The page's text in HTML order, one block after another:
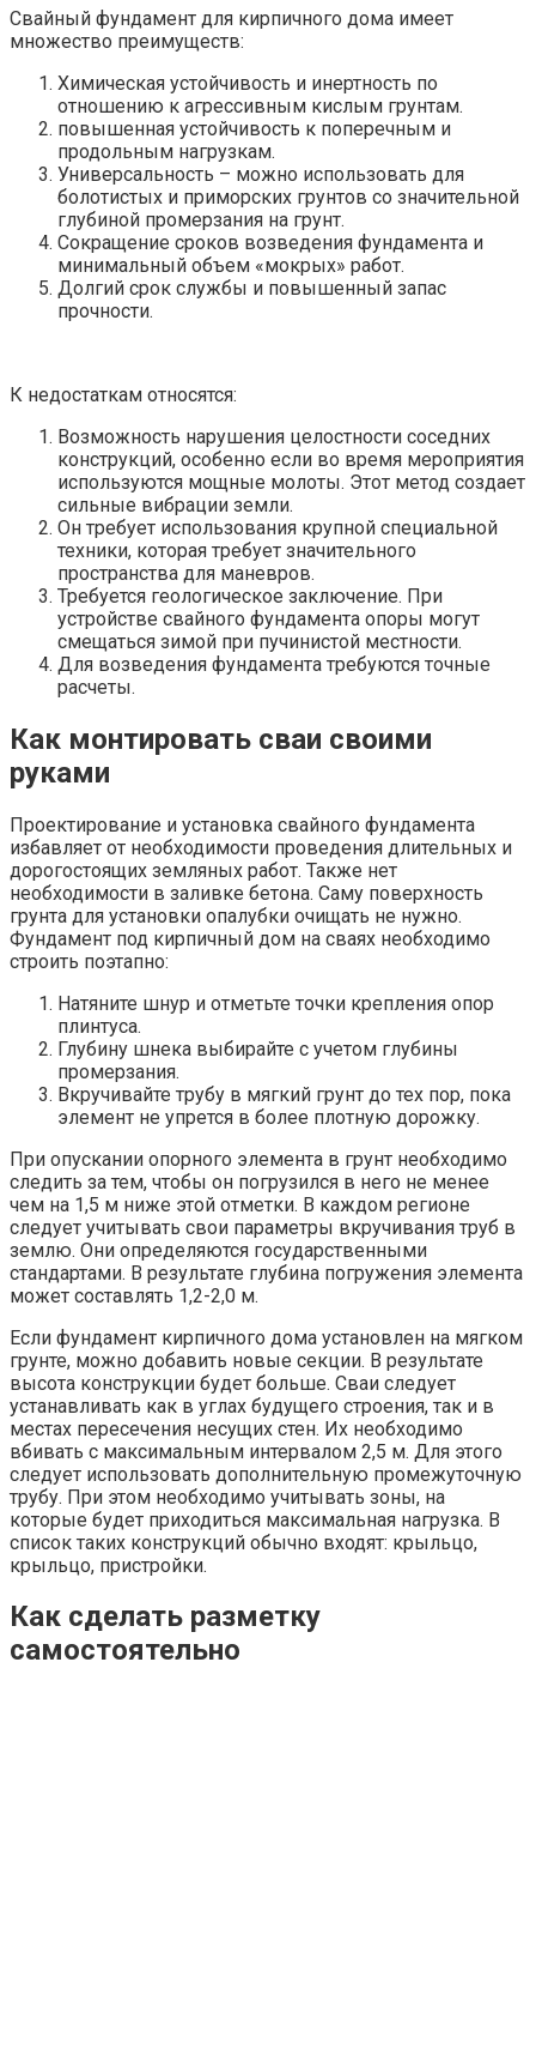
Свайный фундамент для кирпичного дома имеет
множество преимуществ:
Химическая устойчивость и инертность по
отношению к агрессивным кислым грунтам.
повышенная устойчивость к поперечным и
продольным нагрузкам.
Универсальность – можно использовать для
болотистых и приморских грунтов со значительной
глубиной промерзания на грунт.
Сокращение сроков возведения фундамента и
минимальный объем «мокрых» работ.
Долгий срок службы и повышенный запас
прочности.
К недостаткам относятся:
Возможность нарушения целостности соседних
конструкций, особенно если во время мероприятия
используются мощные молоты. Этот метод создает
сильные вибрации земли.
Он требует использования крупной специальной
техники, которая требует значительного
пространства для маневров.
Требуется геологическое заключение. При
устройстве свайного фундамента опоры могут
смещаться зимой при пучинистой местности.
Для возведения фундамента требуются точные
расчеты.
Как монтировать сваи своими
руками
Проектирование и установка свайного фундамента
избавляет от необходимости проведения длительных и
дорогостоящих земляных работ. Также нет
необходимости в заливке бетона. Саму поверхность
грунта для установки опалубки очищать не нужно.
Фундамент под кирпичный дом на сваях необходимо
строить поэтапно:
Натяните шнур и отметьте точки крепления опор
плинтуса.
Глубину шнека выбирайте с учетом глубины
промерзания.
Вкручивайте трубу в мягкий грунт до тех пор, пока
элемент не упрется в более плотную дорожку.
При опускании опорного элемента в грунт необходимо
следить за тем, чтобы он погрузился в него не менее
чем на 1,5 м ниже этой отметки. В каждом регионе
следует учитывать свои параметры вкручивания труб в
землю. Они определяются государственными
стандартами. В результате глубина погружения элемента
может составлять 1,2-2,0 м.
Если фундамент кирпичного дома установлен на мягком
грунте, можно добавить новые секции. В результате
высота конструкции будет больше. Сваи следует
устанавливать как в углах будущего строения, так и в
местах пересечения несущих стен. Их необходимо
вбивать с максимальным интервалом 2,5 м. Для этого
следует использовать дополнительную промежуточную
трубу. При этом необходимо учитывать зоны, на
которые будет приходиться максимальная нагрузка. В
список таких конструкций обычно входят: крыльцо,
крыльцо, пристройки.
Как сделать разметку
самостоятельно